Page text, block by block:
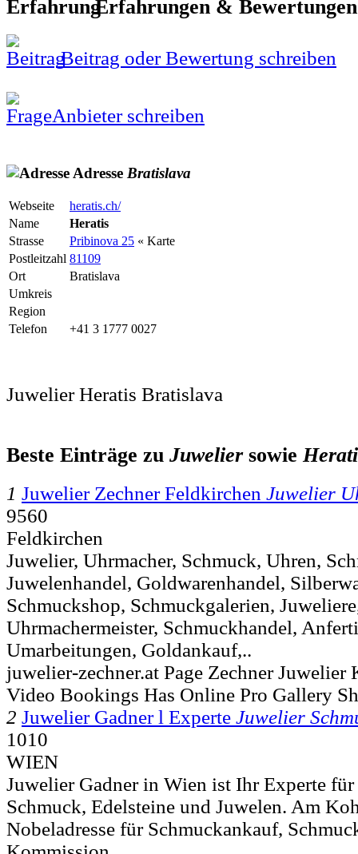
Erfahrungen &
Beitrag oder Bewertung schreiben
Anbieter schreiben
Adresse Bratislava
Webseite
heratis.ch/
Name
Heratis
Strasse
Pribinova 25 « Karte
Postleitzahl 81109
Ort
Bratislava
Umkreis
Region
Telefon
+41 3 1777 0027
Juwelier Heratis Bratislava
Beste Einträge zu Juweliersowie
1 Juwelier Zechner Feldkirchen Juwelier
9560
Feldkirchen
Juwelier, Uhrmacher, Schmuck, Uhren,
Juwelenhandel, Goldwarenhandel,
Schmuckshop, Schmuckgalerien,
Uhrmachermeister, Schmuckhandel,
Umarbeitungen, Goldankauf,..
juwelier-zechner.at Page Zechner Juwelier
Video Bookings Has Online Pro Gallery
2 Juwelier Gadner l Experte Juwelier
1010
WIEN
Juwelier Gadner in Wien ist Ihr Experte
Schmuck, Edelsteine und Juwelen. Am
Nobeladresse für Schmuckankauf,